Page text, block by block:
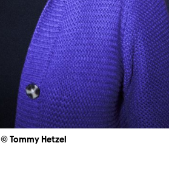
© Tommy Hetzel